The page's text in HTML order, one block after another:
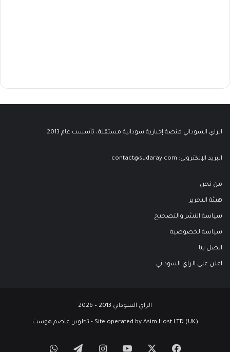
الراي السوداني منصة إخبارية سودانية مستقلة، تأسست عام 2013.
البريد الإلكتروني: contact@sudaray.com
من نحن
هيئة التحرير
سياسة النشر والتصحيح
سياسة لخصوصية
اتصل بنا
اعلن على الراي السوداني
الراي السوداني 2013 – 2026
Site operated by Asim Host LTD (UK) - تطوير: عاصم هوست
فيسبوك ‫YouTubeانستقرامتيلقرامواتساب